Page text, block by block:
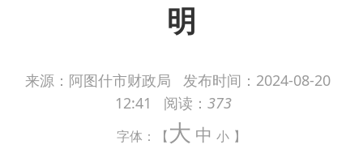
明
来源：阿图什市财政局 发布时间： 2024-08-20
12:41
阅读： 373
字体：【大 中 小 】
阿图什市幸福街道办事处2023年度部门决